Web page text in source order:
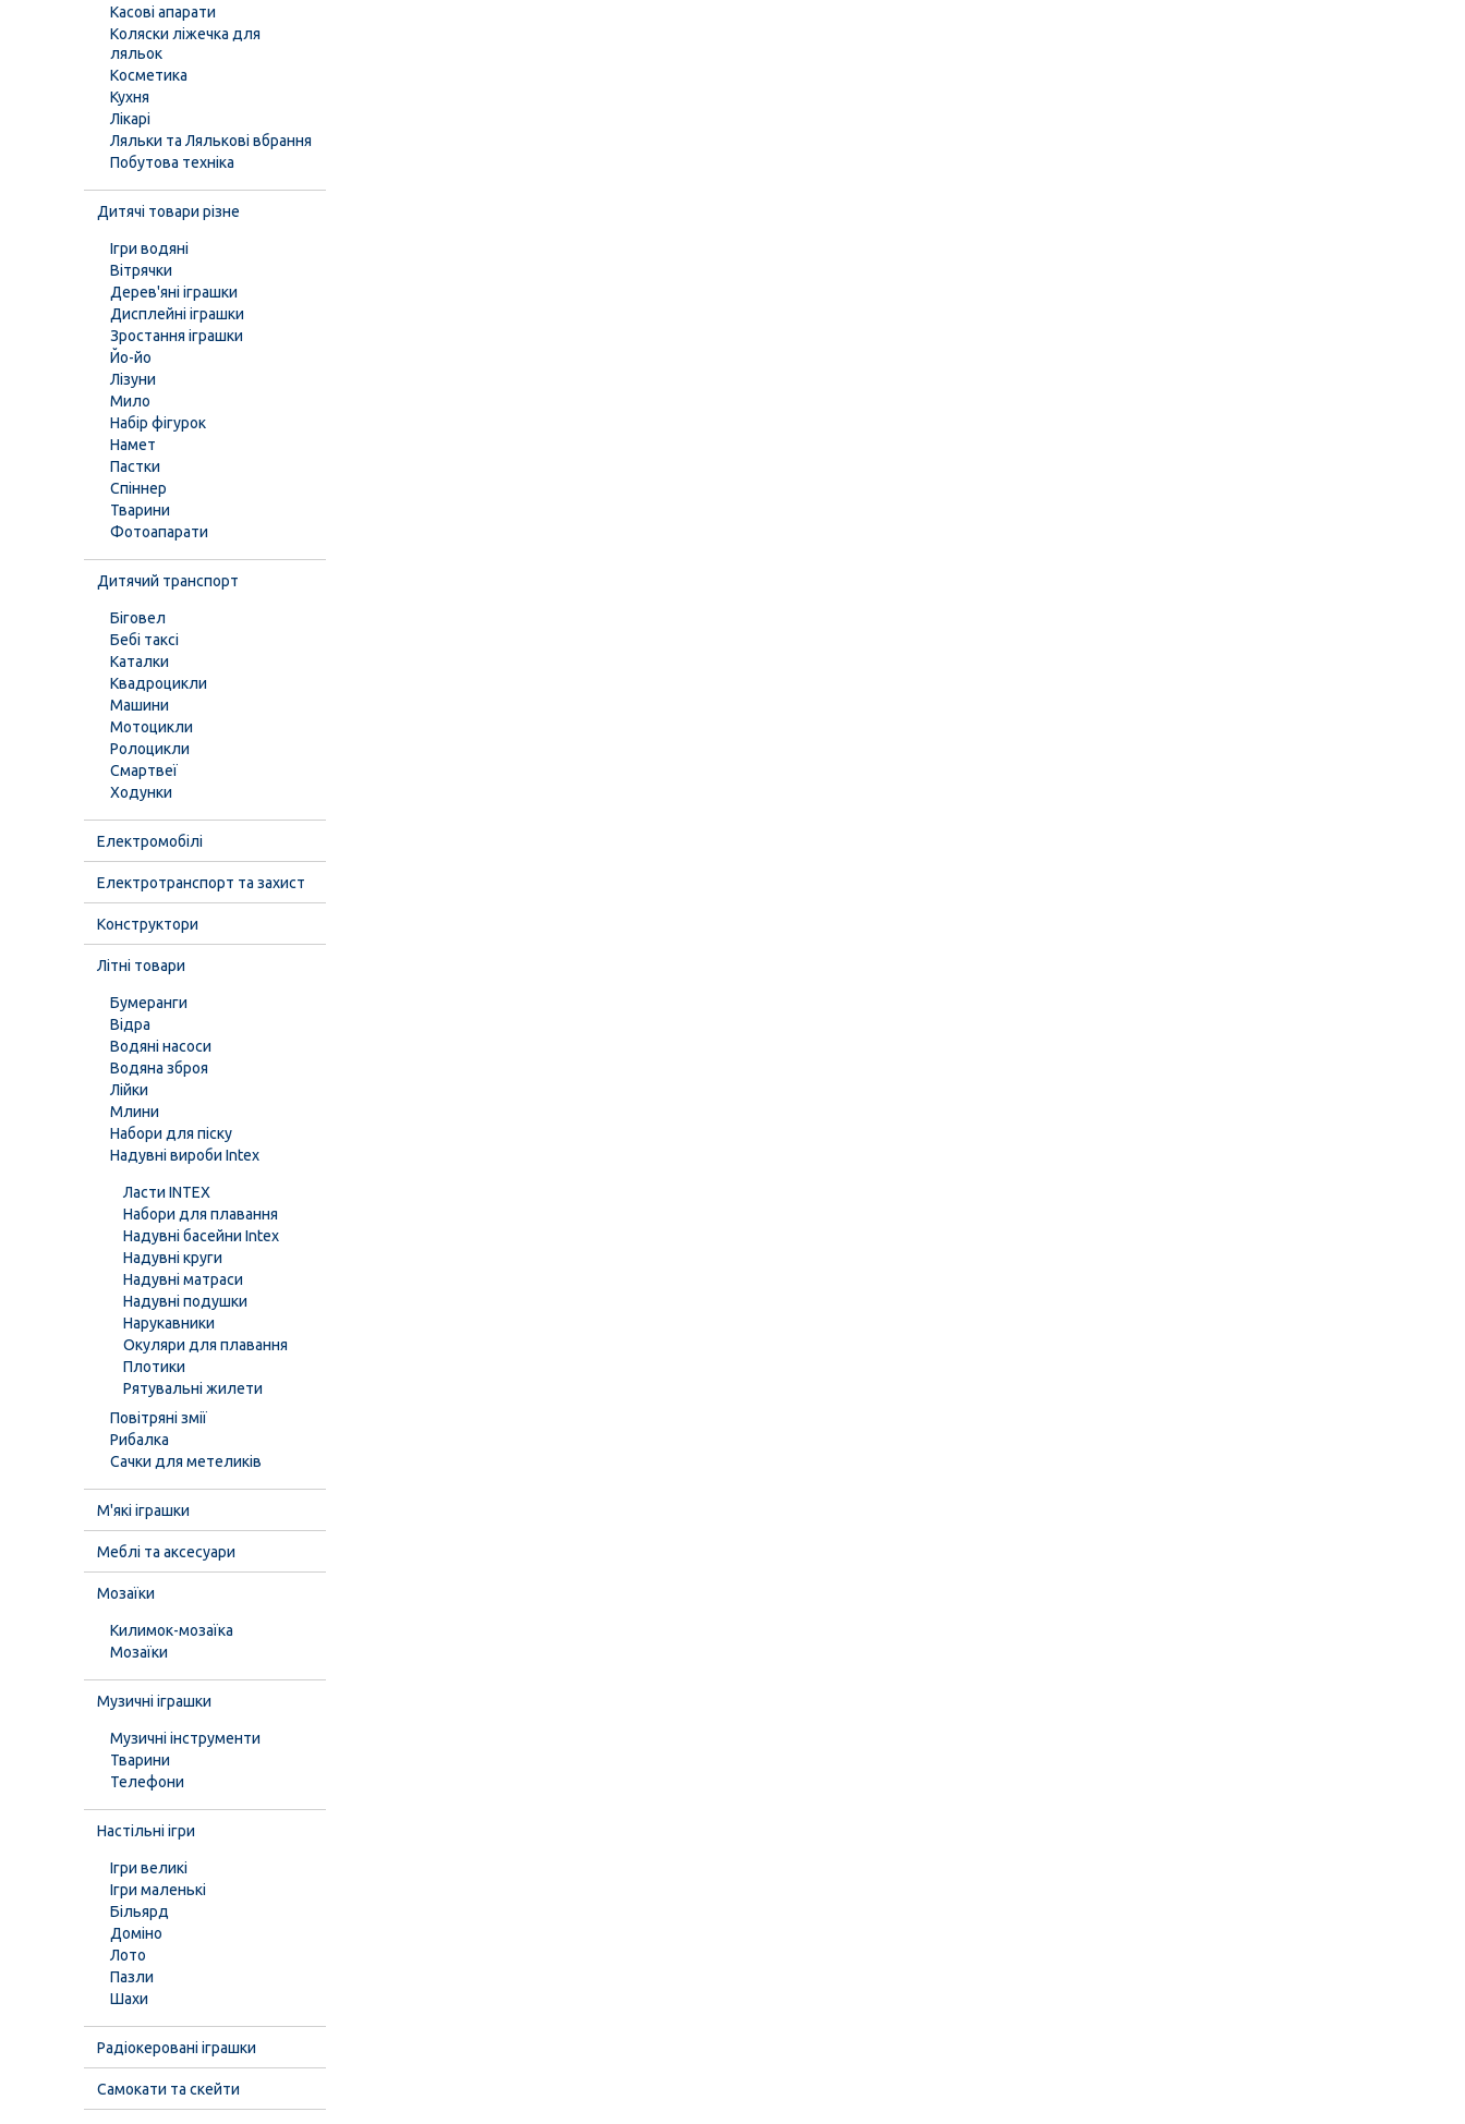
Касові апарати
Коляски ліжечка для
ляльок
Косметика
Кухня
Лікарі
Ляльки та Лялькові вбрання
Побутова техніка
Дитячі товари різне
Ігри водяні
Вітрячки
Дерев'яні іграшки
Дисплейні іграшки
Зростання іграшки
Йо-йо
Лізуни
Мило
Набір фігурок
Намет
Пастки
Спіннер
Тварини
Фотоапарати
Дитячий транспорт
Біговел
Бебі таксі
Каталки
Квадроцикли
Машини
Мотоцикли
Ролоцикли
Смартвеї
Ходунки
Електромобілі
Електротранспорт та захист
Конструктори
Літні товари
Бумеранги
Відра
Водяні насоси
Водяна зброя
Лійки
Млини
Набори для піску
Надувні вироби Intex
Ласти INTEX
Набори для плавання
Надувні басейни Intex
Надувні круги
Надувні матраси
Надувні подушки
Нарукавники
Окуляри для плавання
Плотики
Рятувальні жилети
Повітряні змії
Рибалка
Сачки для метеликів
М'які іграшки
Меблі та аксесуари
Мозаїки
Килимок-мозаїка
Мозаїки
Музичні іграшки
Музичні інструменти
Тварини
Телефони
Настільні ігри
Ігри великі
Ігри маленькі
Більярд
Доміно
Лото
Пазли
Шахи
Радіокеровані іграшки
Самокати та скейти